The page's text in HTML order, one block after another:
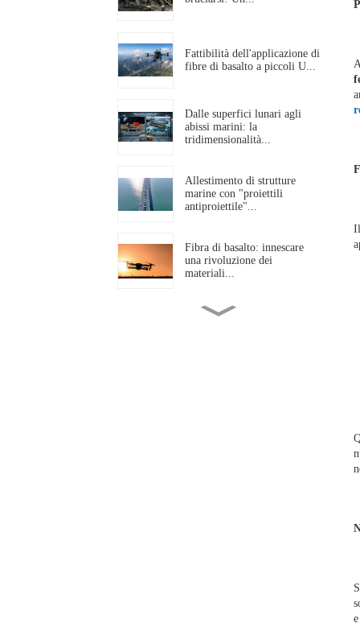
Fattibilità dell'applicazione di
fibre di basalto a piccoli U...
Dalle superfici lunari agli
abissi marini: la
tridimensionalità...
Allestimento di strutture
marine con "proiettili
antiproiettile"...
Fibra di basalto: innescare
una rivoluzione dei
materiali...